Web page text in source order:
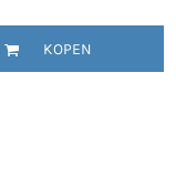
KOPEN